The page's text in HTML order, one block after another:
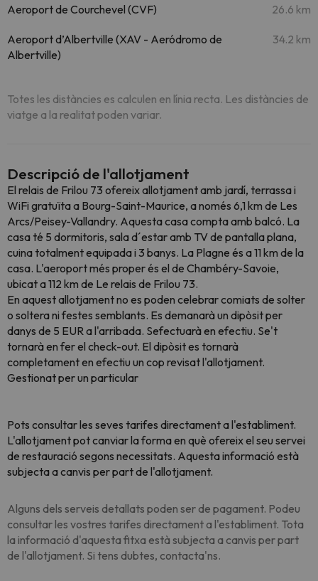
Aeroport de Courchevel (CVF) 26.6 km
Aeroport d’Albertville (XAV - Aeródromo de
Albertville)
34.2 km
Totes les distàncies es calculen en línia recta. Les distàncies de
viatge a la realitat poden variar.
Descripció de l'allotjament
El relais de Frilou 73 ofereix allotjament amb jardí, terrassa i
WiFi gratuïta a Bourg-Saint-Maurice, a només 6,1 km de Les
Arcs/Peisey-Vallandry. Aquesta casa compta amb balcó. La
casa té 5 dormitoris, sala d´estar amb TV de pantalla plana,
cuina totalment equipada i 3 banys. La Plagne és a 11 km de la
casa. L'aeroport més proper és el de Chambéry-Savoie,
ubicat a 112 km de Le relais de Frilou 73.
En aquest allotjament no es poden celebrar comiats de solter
o soltera ni festes semblants. Es demanarà un dipòsit per
danys de 5 EUR a l'arribada. Sefectuarà en efectiu. Se't
tornarà en fer el check-out. El dipòsit es tornarà
completament en efectiu un cop revisat l'allotjament.
Gestionat per un particular
Pots consultar les seves tarifes directament a l'establiment.
L'allotjament pot canviar la forma en què ofereix el seu servei
de restauració segons necessitats. Aquesta informació està
subjecta a canvis per part de l'allotjament.
Alguns dels serveis detallats poden ser de pagament. Podeu
consultar les vostres tarifes directament a l'establiment. Tota
la informació d'aquesta fitxa està subjecta a canvis per part
de l'allotjament. Si tens dubtes, contacta'ns.